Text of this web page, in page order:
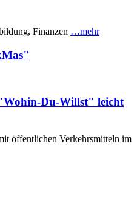
Finanzen …mehr
Du-Willst" leicht
öffentlichen Verkehrsmitteln im